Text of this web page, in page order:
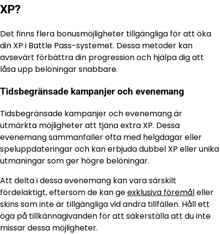
XP?
Det finns flera bonusmöjligheter tillgängliga för att öka
din XP i Battle Pass-systemet. Dessa metoder kan
avsevärt förbättra din progression och hjälpa dig att
låsa upp belöningar snabbare.
Tidsbegränsade kampanjer och evenemang
Tidsbegränsade kampanjer och evenemang är
utmärkta möjligheter att tjäna extra XP. Dessa
evenemang sammanfaller ofta med helgdagar eller
speluppdateringar och kan erbjuda dubbel XP eller unika
utmaningar som ger högre belöningar.
Att delta i dessa evenemang kan vara särskilt
fördelaktigt, eftersom de kan geexklusiva föremåleller
skins som inte är tillgängliga vid andra tillfällen. Håll ett
öga på tillkännagivanden för att säkerställa att du inte
missar dessa möjligheter.